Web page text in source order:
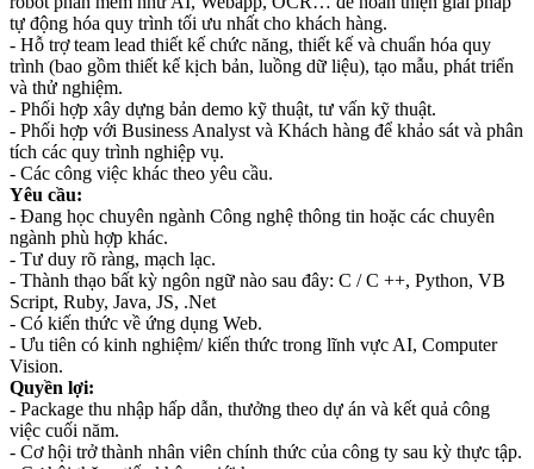
tự động hóa quy trình tối ưu nhất cho khách hàng.
- Hỗ trợ team lead thiết kế chức năng, thiết kế và chuẩn hóa quy
trình (bao gồm thiết kế kịch bản, luồng dữ liệu), tạo mẫu, phát triển
và thử nghiệm.
- Phối hợp xây dựng bản demo kỹ thuật, tư vấn kỹ thuật.
- Phối hợp với Business Analyst và Khách hàng để khảo sát và phân
tích các quy trình nghiệp vụ.
- Các công việc khác theo yêu cầu.
Yêu cầu:
- Đang học chuyên ngành Công nghệ thông tin hoặc các chuyên
ngành phù hợp khác.
- Tư duy rõ ràng, mạch lạc.
- Thành thạo bất kỳ ngôn ngữ nào sau đây: C / C ++, Python, VB
Script, Ruby, Java, JS, .Net
- Có kiến thức về ứng dụng Web.
- Ưu tiên có kinh nghiệm/ kiến thức trong lĩnh vực AI, Computer
Vision.
Quyền lợi:
- Package thu nhập hấp dẫn, thưởng theo dự án và kết quả công
việc cuối năm.
- Cơ hội trở thành nhân viên chính thức của công ty sau kỳ thực tập.